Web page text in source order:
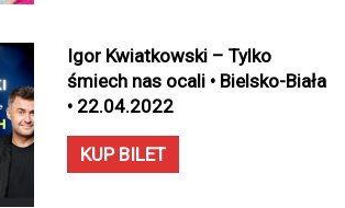
Igor Kwiatkowski – Tylko
śmiech nas ocali • Bielsko-Biała
• 22.04.2022
KUP BILET